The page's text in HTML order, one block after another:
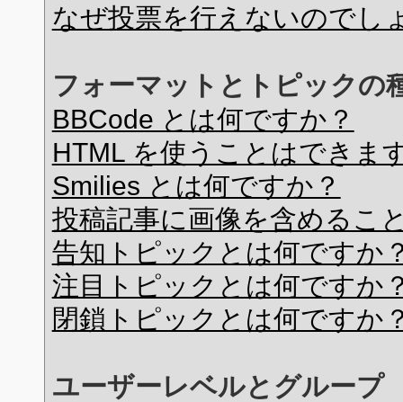
なぜ投票を行えないのでし
フォーマットとトピックの
BBCode とは何ですか？
HTML を使うことはできま
Smilies とは何ですか？
投稿記事に画像を含めるこ
告知トピックとは何ですか
注目トピックとは何ですか
閉鎖トピックとは何ですか
ユーザーレベルとグループ